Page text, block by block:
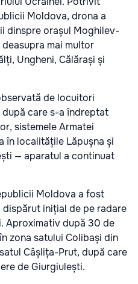
Moldova, drona a
dinspre orașul Moghilev-
mai multor
Ungheni, Călărași și
de locuitori
care s-a îndreptat
sistemele Armatei
în localitățile Lăpușna și
— aparatul a continuat
Moldova a fost
inițial de pe radare
Aproximativ după 30 de
zona satului Colibași din
Câșlița-Prut, după care
de Giurgiulești.